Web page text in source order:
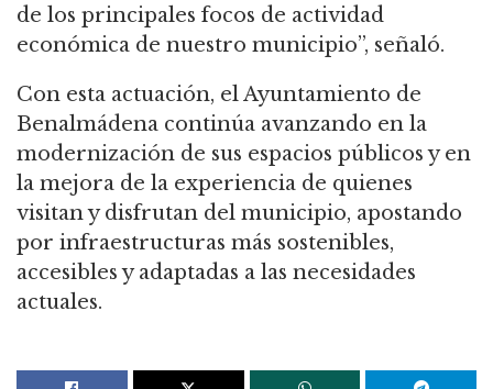
de los principales focos de actividad
económica de nuestro municipio”, señaló.
Con esta actuación, el Ayuntamiento de
Benalmádena continúa avanzando en la
modernización de sus espacios públicos y en
la mejora de la experiencia de quienes
visitan y disfrutan del municipio, apostando
por infraestructuras más sostenibles,
accesibles y adaptadas a las necesidades
actuales.